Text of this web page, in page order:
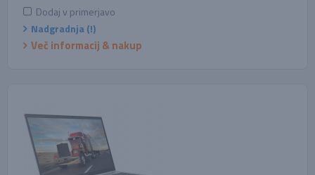
Dodaj v primerjavo
Nadgradnja (!)
Več informacij & nakup